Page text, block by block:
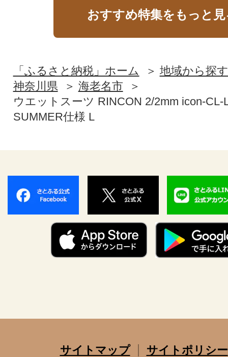
おすすめ特集をもっと
「ふるさと納税」ホーム
地域から探す
神奈川県
海老名市
ウエットスーツ RINCON 2/2mm icon-
SUMMER仕様 L
サイトマップ
サイトポリシー